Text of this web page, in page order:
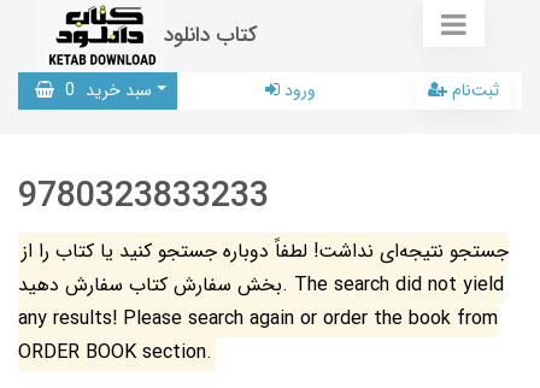
کتاب دانلود
سبد خرید 0 ورود ثبت‌نام
9780323833233
جستجو نتیجه‌ای نداشت! لطفاً دوباره جستجو کنید یا کتاب را از
بخش سفارش کتاب سفارش دهید. The search did not yield
any results! Please search again or order the book from
ORDER BOOK section.